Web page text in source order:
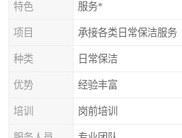
特色 服务*
项目 承接各类日常保洁服务
种类 日常保洁
优势 经验丰富
培训 岗前培训